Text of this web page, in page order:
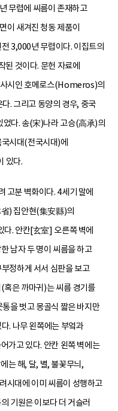
무렵에 씨름이 존재하고
이 새겨진 청동 제품이
3,000년 무렵이다. 이집트의
된 것이다. 문헌 자료에
시인 호메로스(Homeros)의
. 그리고 동양의 경우, 중국
다. 송(宋)나라 고승(高承)의
시대(전국시대)에
있다.
고분 벽화이다. 4세기 말에
) 집안현(集安縣)의
. 안칸[玄室] 오른쪽 벽에
남자 두 명이 씨름을 하고
정하게 서서 심판을 보고
혹은 까마귀)는 씨름 경기를
을 벗고 몽골식 짧은 바지만
. 나무 왼쪽에는 부엌과
가고 있다. 안칸 왼쪽 벽에는
는 해, 달, 별, 불꽃무늬,
시대에 이미 씨름이 성행하고
기원은 이보다 더 거슬러